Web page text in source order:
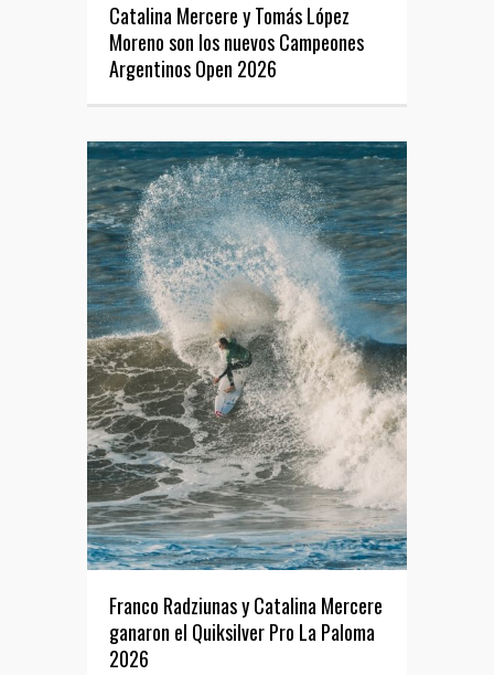
Catalina Mercere y Tomás López
Moreno son los nuevos Campeones
Argentinos Open 2026
Franco Radziunas y Catalina Mercere
ganaron el Quiksilver Pro La Paloma
2026